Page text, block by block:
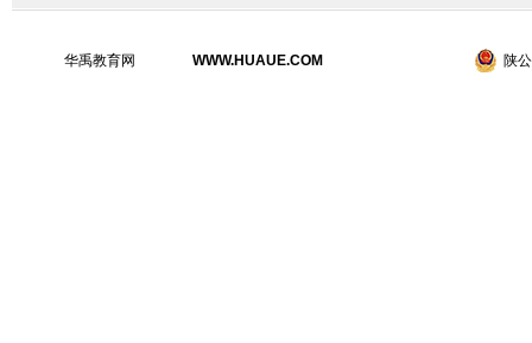
华禹教育网 WWW.HUAUE.COM 陕